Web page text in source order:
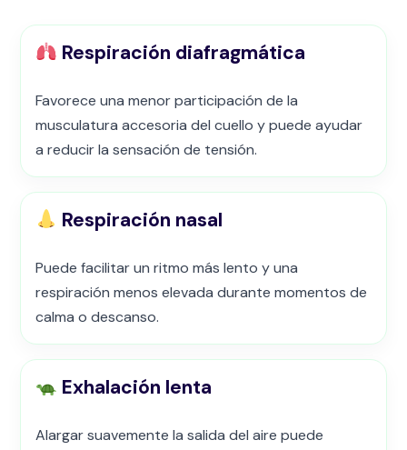
Respiración diafragmática
Favorece una menor participación de la
musculatura accesoria del cuello y puede ayudar
a reducir la sensación de tensión.
Respiración nasal
Puede facilitar un ritmo más lento y una
respiración menos elevada durante momentos de
calma o descanso.
Exhalación lenta
Alargar suavemente la salida del aire puede